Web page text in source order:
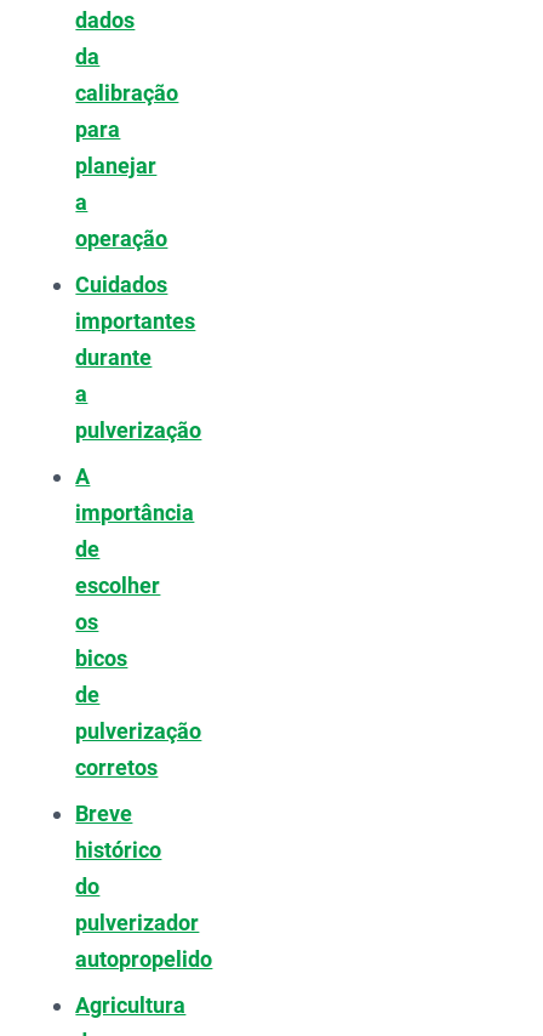
dados
da
calibração
para
planejar
a
operação
Cuidados
importantes
durante
a
pulverização
A
importância
de
escolher
os
bicos
de
pulverização
corretos
Breve
histórico
do
pulverizador
autopropelido
Agricultura